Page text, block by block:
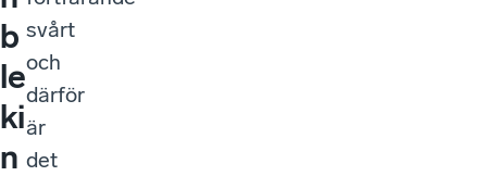
b
le
ki
n
svårt
och
därför
är
det